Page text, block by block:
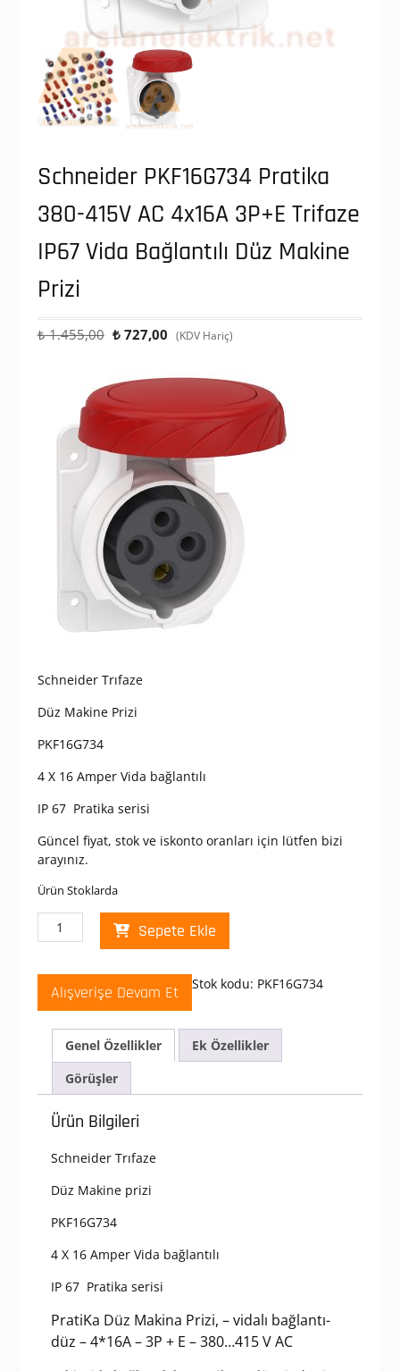
Schneider PKF16G734 Pratika
380-415V AC 4x16A 3P+E Trifaze
IP67 Vida Bağlantılı Düz Makine
Prizi
₺1.455,00 Orijinal
₺ 1.455,00.
₺727,00 Şu
fiyat:
(KDV Hariç)
Schneider Trıfaze
Düz Makine Prizi
PKF16G734
4 X 16 Amper Vida bağlantılı
IP 67 Pratika serisi
Güncel fiyat, stok ve iskonto oranları için lütfen bizi
arayınız.
Ürün Stoklarda
Schneider
PKF16G734
380-
415V
AC
4x16A
Trifaze
IP67
Vida
Bağlantılı
Makine
Prizi
Sepete Ekle
Alışverişe Devam Et Stok kodu: PKF16G734
Genel Özellikler
Ek Özellikler
Görüşler
Ürün Bilgileri
Schneider Trıfaze
Düz Makine prizi
PKF16G734
4 X 16 Amper Vida bağlantılı
IP 67 Pratika serisi
PratiKa Düz Makina Prizi, – vidalı bağlantı-
düz – 4*16A – 3P + E – 380…415 V AC